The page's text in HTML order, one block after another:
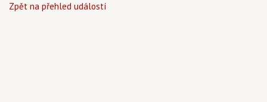
Zpět na přehled událostí